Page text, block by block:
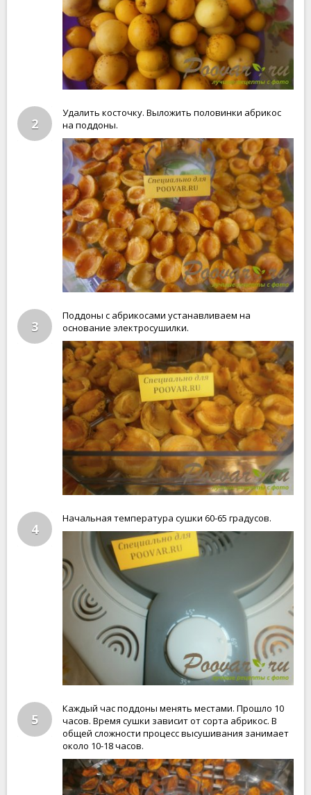
2
Удалить косточку. Выложить половинки абрикос
на поддоны.
3
Поддоны с абрикосами устанавливаем на
основание электросушилки.
4
Начальная температура сушки 60-65 градусов.
5
Каждый час поддоны менять местами. Прошло 10
часов. Время сушки зависит от сорта абрикос. В
общей сложности процесс высушивания занимает
около 10-18 часов.